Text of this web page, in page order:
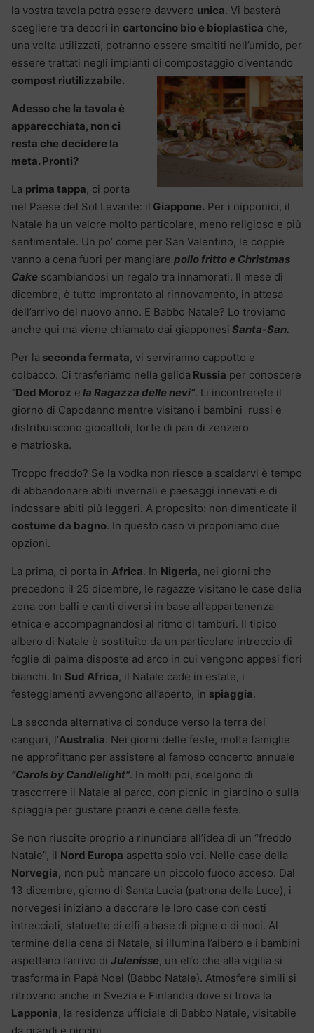
la vostra tavola potrà essere davvero unica. Vi basterà
scegliere tra decori in cartoncino bio e bioplastica che,
una volta utilizzati, potranno essere smaltiti nell’umido, per
essere trattati negli impianti di compostaggio diventando
compost riutilizzabile.
Adesso che la tavola è
apparecchiata, non ci
resta che decidere la
meta. Pronti?
La prima tappa, ci porta
nel Paese del Sol Levante: il Giappone. Per i nipponici, il
Natale ha un valore molto particolare, meno religioso e più
sentimentale. Un po’ come per San Valentino, le coppie
vanno a cena fuori per mangiare pollo fritto e Christmas
Cake scambiandosi un regalo tra innamorati. Il mese di
dicembre, è tutto improntato al rinnovamento, in attesa
dell’arrivo del nuovo anno. E Babbo Natale? Lo troviamo
anche qui ma viene chiamato dai giapponesi Santa-San.
Per la seconda fermata, vi serviranno cappotto e
colbacco. Ci trasferiamo nella gelida Russia per conoscere
“Ded Moroz e la Ragazza delle nevi”. Li incontrerete il
giorno di Capodanno mentre visitano i bambini russi e
distribuiscono giocattoli, torte di pan di zenzero
e matrioska.
Troppo freddo? Se la vodka non riesce a scaldarvi è tempo
di abbandonare abiti invernali e paesaggi innevati e di
indossare abiti più leggeri. A proposito: non dimenticate il
costume da bagno. In questo caso vi proponiamo due
opzioni.
La prima, ci porta in Africa. In Nigeria, nei giorni che
precedono il 25 dicembre, le ragazze visitano le case della
zona con balli e canti diversi in base all’appartenenza
etnica e accompagnandosi al ritmo di tamburi. Il tipico
albero di Natale è sostituito da un particolare intreccio di
foglie di palma disposte ad arco in cui vengono appesi fiori
bianchi. In Sud Africa, il Natale cade in estate, i
festeggiamenti avvengono all’aperto, in spiaggia.
La seconda alternativa ci conduce verso la terra dei
canguri, l’Australia. Nei giorni delle feste, molte famiglie
ne approfittano per assistere al famoso concerto annuale
“Carols by Candlelight”. In molti poi, scelgono di
trascorrere il Natale al parco, con picnic in giardino o sulla
spiaggia per gustare pranzi e cene delle feste.
Se non riuscite proprio a rinunciare all’idea di un “freddo
Natale”, il Nord Europa aspetta solo voi. Nelle case della
Norvegia, non può mancare un piccolo fuoco acceso. Dal
13 dicembre, giorno di Santa Lucia (patrona della Luce), i
norvegesi iniziano a decorare le loro case con cesti
intrecciati, statuette di elfi a base di pigne o di noci. Al
termine della cena di Natale, si illumina l’albero e i bambini
aspettano l’arrivo di Julenisse, un elfo che alla vigilia si
trasforma in Papà Noel (Babbo Natale). Atmosfere simili si
ritrovano anche in Svezia e Finlandia dove si trova la
Lapponia, la residenza ufficiale di Babbo Natale, visitabile
da grandi e piccini.